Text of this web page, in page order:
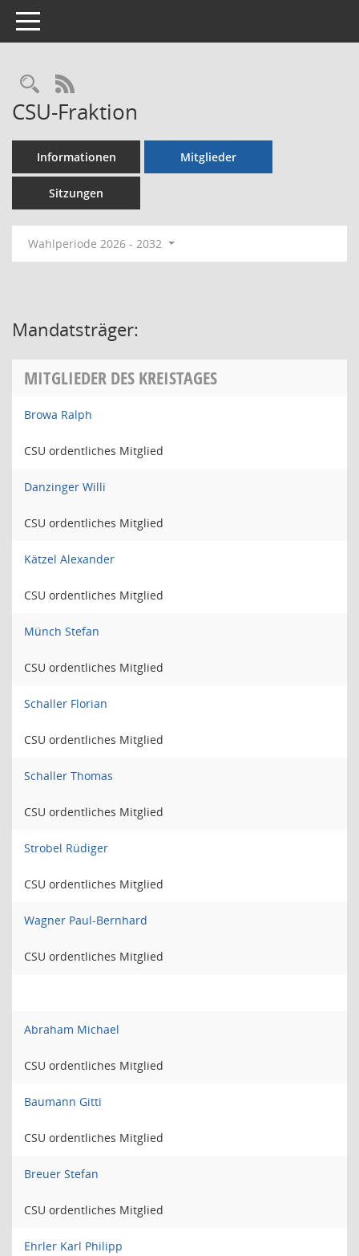
Toggle navigation
Rechercheauswahl
RSS-Feed
CSU-Fraktion
Informationen Mitglieder
Sitzungen
Wahlperiode 2026 - 2032
Mandatsträger:
MITGLIEDER DES KREISTAGES
Browa Ralph
CSU ordentliches Mitglied
Danzinger Willi
CSU ordentliches Mitglied
Kätzel Alexander
CSU ordentliches Mitglied
Münch Stefan
CSU ordentliches Mitglied
Schaller Florian
CSU ordentliches Mitglied
Schaller Thomas
CSU ordentliches Mitglied
Strobel Rüdiger
CSU ordentliches Mitglied
Wagner Paul-Bernhard
CSU ordentliches Mitglied
Abraham Michael
CSU ordentliches Mitglied
Baumann Gitti
CSU ordentliches Mitglied
Breuer Stefan
CSU ordentliches Mitglied
Ehrler Karl Philipp